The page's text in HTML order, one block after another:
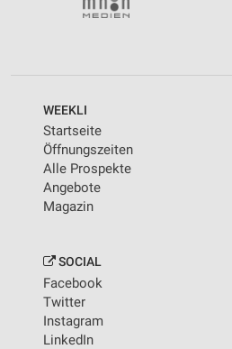
WEEKLI
Startseite
Öffnungszeiten
Alle Prospekte
Angebote
Magazin
SOCIAL
Facebook
Twitter
Instagram
LinkedIn